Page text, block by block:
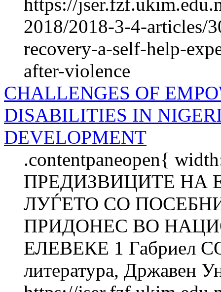
2018/2018-3-4-articles/
recovery-a-self-help-
after-violence
CHALLENGES OF
DISABILITIES IN
DEVELOPMENT
.contentpaneopen{
ПРЕДИЗВИЦИТЕ НА
ЛУЃЕТО СО
ПРИДОНЕС ВО
ЕЛЕВЕКЕ 1 Габриел
литература, Државен